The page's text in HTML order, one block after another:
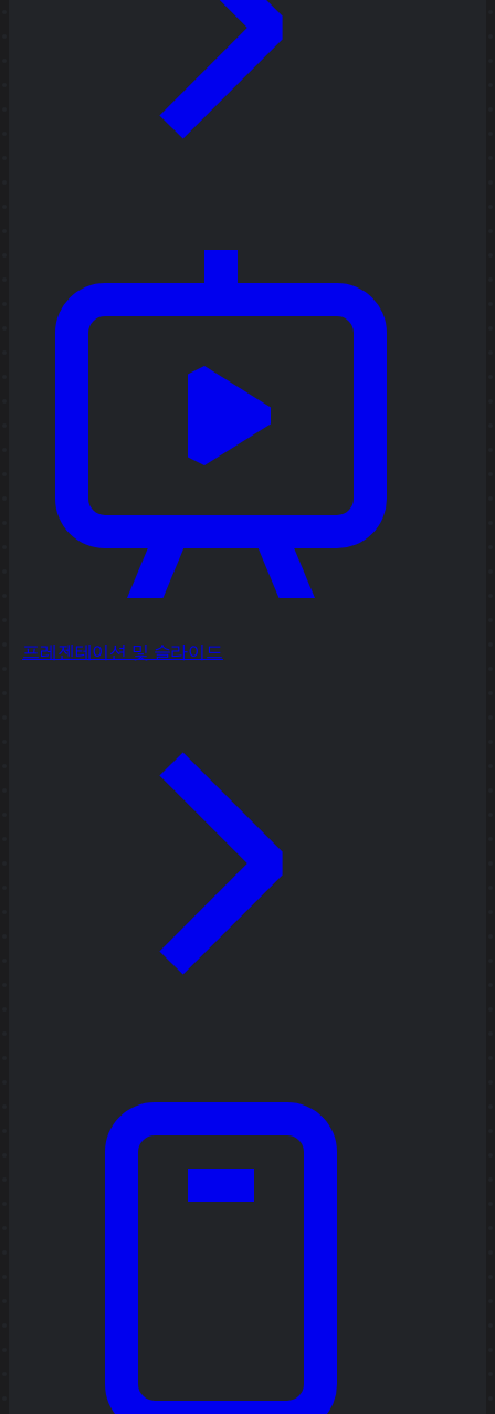
프레젠테이션 및 슬라이드